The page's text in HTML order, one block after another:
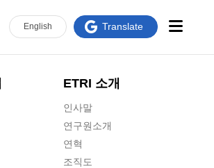
ETRI 소개
인사말
연구원소개
연혁
조직도
English Translate